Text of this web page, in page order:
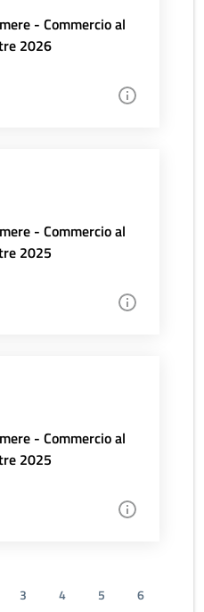
- Commercio al
2026
- Commercio al
2025
- Commercio al
2025
3 4 5
6